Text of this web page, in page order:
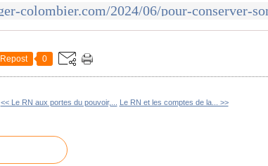
Repost 0
<< Le RN aux portes du pouvoir,... Le RN et les comptes de la... >>